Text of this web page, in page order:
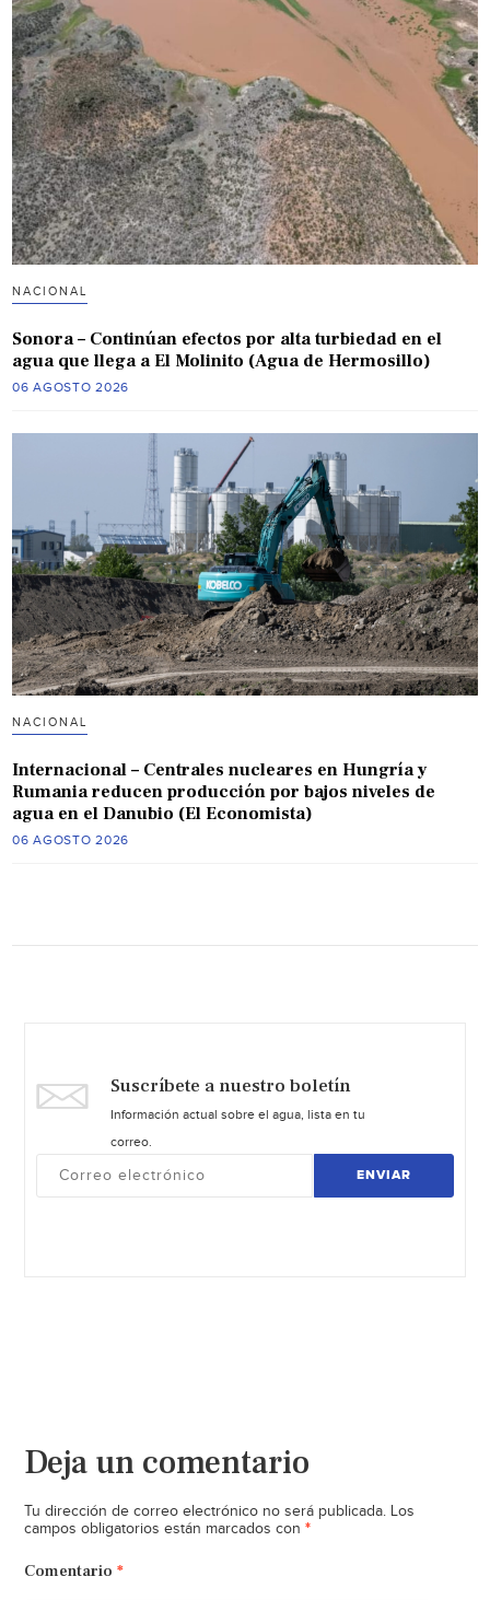
NACIONAL
Sonora – Continúan efectos por alta turbiedad en el
agua que llega a El Molinito (Agua de Hermosillo)
06 AGOSTO 2026
NACIONAL
Internacional – Centrales nucleares en Hungría y
Rumania reducen producción por bajos niveles de
agua en el Danubio (El Economista)
06 AGOSTO 2026
Suscríbete a nuestro boletín
Información actual sobre el agua, lista en tu
correo.
ENVIAR
Deja un comentario
Tu dirección de correo electrónico no será publicada. Los
campos obligatorios están marcados con *
Comentario *